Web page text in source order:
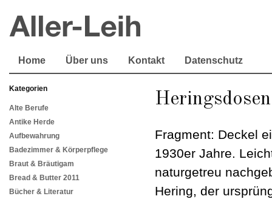
Home Über uns Kontakt Datenschutz
Kategorien
Alte Berufe
Antike Herde
Aufbewahrung
Badezimmer & Körperpflege
Braut & Bräutigam
Bread & Butter 2011
Bücher & Literatur
Fragment: Deckel
1930er Jahre.
naturgetreu
Hering, der